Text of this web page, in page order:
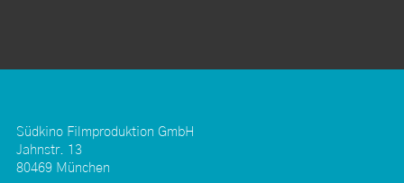
Südkino Filmproduktion GmbH
Jahnstr. 13
80469 München